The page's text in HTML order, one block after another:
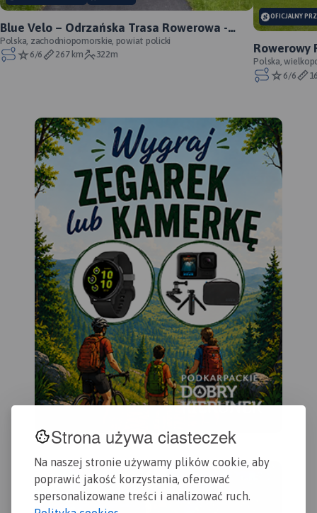
Strona używa ciasteczek
Na naszej stronie używamy plików cookie, aby
poprawić jakość korzystania, oferować
spersonalizowane treści i analizować ruch.
Blue Velo – Odrzańska Trasa Rowerowa -
oficjalny przebieg
Polska, zachodniopomorskie, powiat policki
6/6
267 km 322m
OFICJALNY
Rowerowy
oficjalny
Polska,
6/6